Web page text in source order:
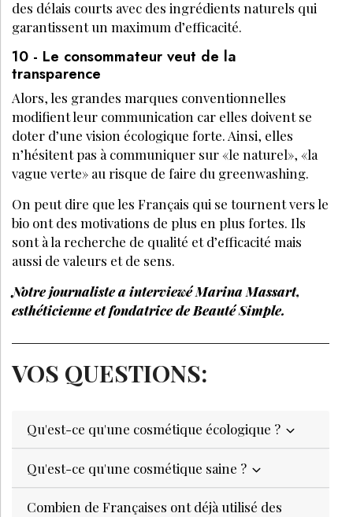
des délais courts avec des ingrédients naturels qui
garantissent un maximum d’efficacité.
10 - Le consommateur veut de la
transparence
Alors, les grandes marques conventionnelles
modifient leur communication car elles doivent se
doter d’une vision écologique forte. Ainsi, elles
n’hésitent pas à communiquer sur «le naturel», «la
vague verte» au risque de faire du greenwashing.
On peut dire que les Français qui se tournent vers le
bio ont des motivations de plus en plus fortes. Ils
sont à la recherche de qualité et d’efficacité mais
aussi de valeurs et de sens.
Notre journaliste a interviewé Marina Massart,
esthéticienne et fondatrice de Beauté Simple.
VOS QUESTIONS:
Qu'est-ce qu'une cosmétique écologique ?
Qu'est-ce qu'une cosmétique saine ?
Combien de Françaises ont déjà utilisé des